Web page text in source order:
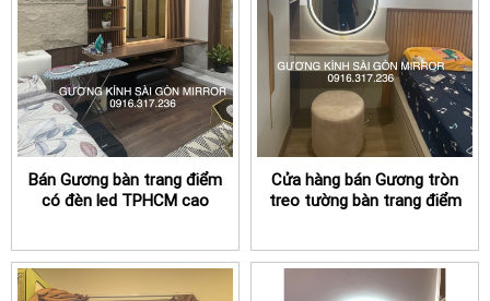
Bán Gương bàn trang điểm
có đèn led TPHCM cao
Cửa hàng bán Gương tròn
treo tường bàn trang điểm